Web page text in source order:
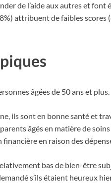
de l’aide aux autres et
attribuent de faibles scores
âgées de 50 ans et plus.
ils sont en bonne santé et
âgés en matière de
en raison des
bas de bien-être
s’ils étaient heureux